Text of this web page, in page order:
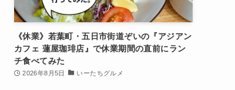
《休業》若葉町・五日市街道ぞいの『アジアン
カフェ 蓮屋珈琲店』で休業期間の直前にラン
チ食べてみた
2026年8月5日 いーたちグルメ